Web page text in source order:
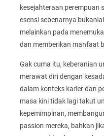
kesejahteraan perempuan
esensi sebenarnya
melainkan pada
dan memberikan manfaat
Gak cuma itu, keberanian
merawat diri dengan
dalam konteks karier dan
masa kini tidak lagi takut
kepemimpinan,
passion mereka, bahkan